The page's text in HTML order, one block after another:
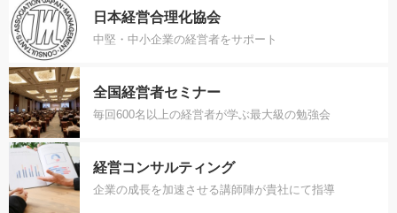
日本経営合理化協会
中堅・中小企業の経営者をサポート
全国経営者セミナー
毎回600名以上の経営者が学ぶ最大級の勉強会
経営コンサルティング
企業の成長を加速させる講師陣が貴社にて指導